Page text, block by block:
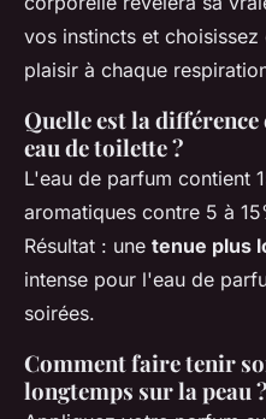
vos instincts et
plaisir à chaque
Quelle est la
eau de toilette ?
L'eau de parfum contient
aromatiques contre 5 à
Résultat : une tenue plus
intense pour l'eau de
soirées.
Comment faire tenir
longtemps sur la peau ?